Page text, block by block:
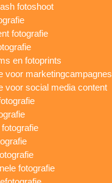
fotoshoot
fotografie
en fotoprints
voor marketingcampagnes
voor social media content
fotografie